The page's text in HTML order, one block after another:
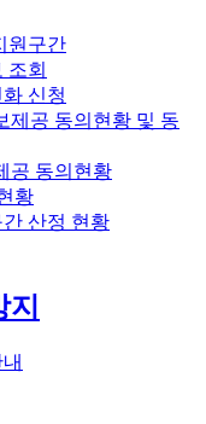
원구간
조회
신청
제공 동의현황 및 동
공 동의현황
황
산정 현황